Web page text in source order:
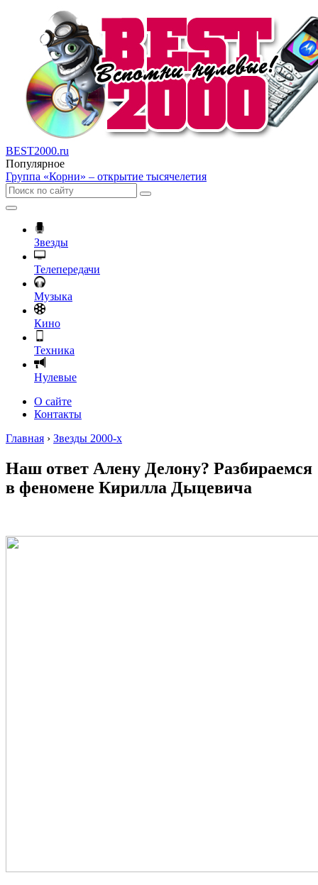
BEST2000.ru
Популярное
Группа «Корни» – открытие тысячелетия
Звезды
Телепередачи
Музыка
Кино
Техника
Нулевые
О сайте
Контакты
Главная › Звезды 2000-х
Наш ответ Алену Делону? Разбираемся
в феномене Кирилла Дыцевича